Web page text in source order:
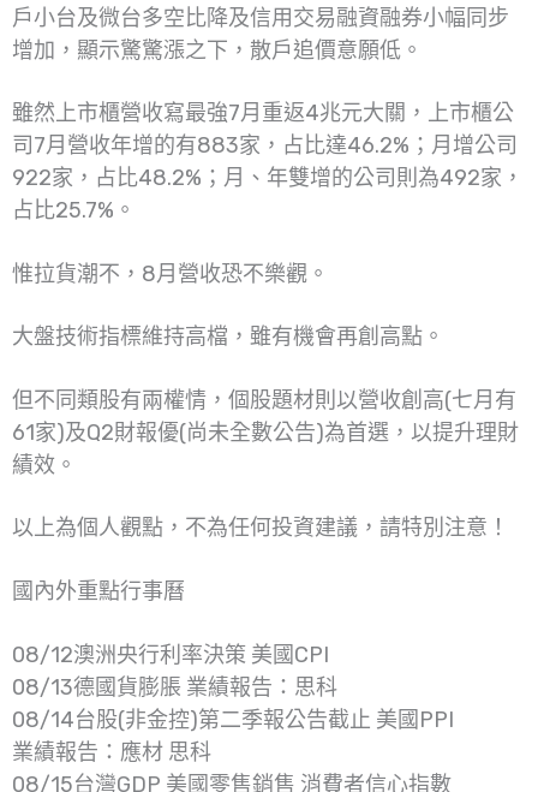
戶小台及微台多空比降及信用交易融資融券小幅同步
增加，顯示驚驚漲之下，散戶追價意願低。
雖然上市櫃營收寫最強7月重返4兆元大關，上市櫃公
司7月營收年增的有883家，占比達46.2%；月增公司
922家，占比48.2%；月、年雙增的公司則為492家，
占比25.7%。
惟拉貨潮不，8月營收恐不樂觀。
大盤技術指標維持高檔，雖有機會再創高點。
但不同類股有兩權情，個股題材則以營收創高(七月有
61家)及Q2財報優(尚未全數公告)為首選，以提升理財
績效。
以上為個人觀點，不為任何投資建議，請特別注意！
國內外重點行事曆
08/12澳洲央行利率決策 美國CPI
08/13德國貨膨脹 業績報告：思科
08/14台股(非金控)第二季報公告截止 美國PPI
業績報告：應材 思科
08/15台灣GDP 美國零售銷售 消費者信心指數